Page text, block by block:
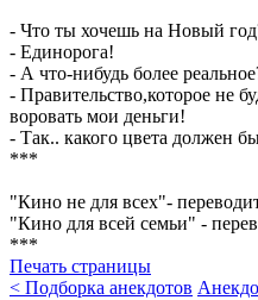
- Что ты хочешь на Новый
- Единорога!
- А что-нибудь более
- Правительство,которое не
воровать мои деньги!
- Так.. какого цвета должен
***
"Кино не для всех"-
"Кино для всей семьи" -
***
Печать страницы
< Подборка анекдотов